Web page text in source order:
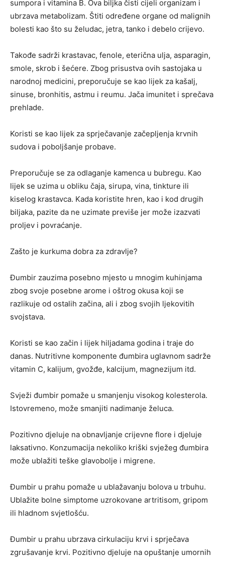
sumpora i vitamina B. Ova biljka čisti cijeli organizam i
ubrzava metabolizam. Štiti određene organe od malignih
bolesti kao što su želudac, jetra, tanko i debelo crijevo.
Takođe sadrži krastavac, fenole, eterična ulja, asparagin,
smole, skrob i šećere. Zbog prisustva ovih sastojaka u
narodnoj medicini, preporučuje se kao lijek za kašalj,
sinuse, bronhitis, astmu i reumu. Jača imunitet i sprečava
prehlade.
Koristi se kao lijek za sprječavanje začepljenja krvnih
sudova i poboljšanje probave.
Preporučuje se za odlaganje kamenca u bubregu. Kao
lijek se uzima u obliku čaja, sirupa, vina, tinkture ili
kiselog krastavca. Kada koristite hren, kao i kod drugih
biljaka, pazite da ne uzimate previše jer može izazvati
proljev i povraćanje.
Zašto je kurkuma dobra za zdravlje?
Đumbir zauzima posebno mjesto u mnogim kuhinjama
zbog svoje posebne arome i oštrog okusa koji se
razlikuje od ostalih začina, ali i zbog svojih ljekovitih
svojstava.
Koristi se kao začin i lijek hiljadama godina i traje do
danas. Nutritivne komponente đumbira uglavnom sadrže
vitamin C, kalijum, gvožđe, kalcijum, magnezijum itd.
Svježi đumbir pomaže u smanjenju visokog kolesterola.
Istovremeno, može smanjiti nadimanje želuca.
Pozitivno djeluje na obnavljanje crijevne flore i djeluje
laksativno. Konzumacija nekoliko kriški svježeg đumbira
može ublažiti teške glavobolje i migrene.
Đumbir u prahu pomaže u ublažavanju bolova u trbuhu.
Ublažite bolne simptome uzrokovane artritisom, gripom
ili hladnom svjetlošću.
Đumbir u prahu ubrzava cirkulaciju krvi i sprječava
zgrušavanje krvi. Pozitivno djeluje na opuštanje umornih